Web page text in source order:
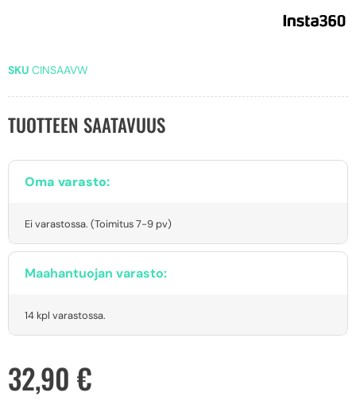
SKU CINSAAVW
TUOTTEEN SAATAVUUS
Oma varasto:
Ei varastossa. (Toimitus 7-9 pv)
Maahantuojan varasto:
14 kpl varastossa.
32,90 €